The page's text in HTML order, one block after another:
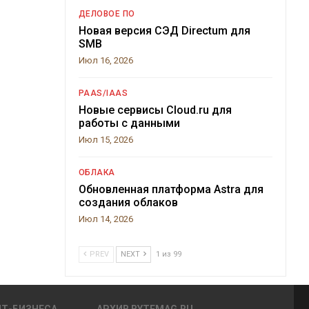
ДЕЛОВОЕ ПО
Новая версия СЭД Directum для
SMB
Июл 16, 2026
PAAS/IAAS
Новые сервисы Cloud.ru для
работы с данными
Июл 15, 2026
ОБЛАКА
Обновленная платформа Astra для
создания облаков
Июл 14, 2026
PREV NEXT 1 из 99